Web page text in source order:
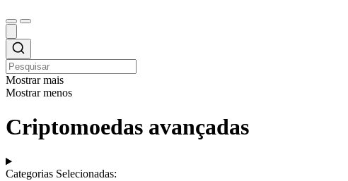
Mostrar mais
Mostrar menos
Criptomoedas avançadas
Categorias Selecionadas: